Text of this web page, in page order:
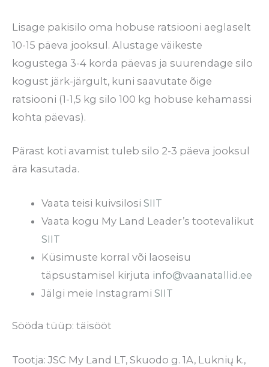
Lisage pakisilo oma hobuse ratsiooni aeglaselt
10-15 päeva jooksul. Alustage väikeste
kogustega 3-4 korda päevas ja suurendage silo
kogust järk-järgult, kuni saavutate õige
ratsiooni (1-1,5 kg silo 100 kg hobuse kehamassi
kohta päevas).
Pärast koti avamist tuleb silo 2-3 päeva jooksul
ära kasutada.
Vaata teisi kuivsilosiSIIT
Vaata kogu My Land Leader’s tootevalikut
SIIT
Küsimuste korral või laoseisu
täpsustamisel kirjuta info@vaanatallid.ee
Jälgi meie InstagramiSIIT
Sööda tüüp: täisööt
Tootja: JSC My Land LT, Skuodo g. 1A, Luknių k.,